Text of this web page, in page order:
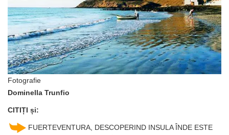
Fotografie
Dominella Trunfio
CITIȚI și:
FUERTEVENTURA, DESCOPERIND INSULA ÎNDE ESTE